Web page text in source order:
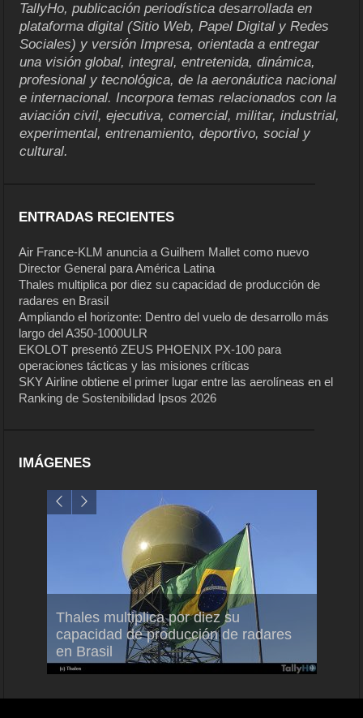
TallyHo, publicación periodística desarrollada en
plataforma digital (Sitio Web, Papel Digital y Redes
Sociales) y versión Impresa, orientada a entregar
una visión global, integral, entretenida, dinámica,
profesional y tecnológica, de la aeronáutica nacional
e internacional. Incorpora temas relacionados con la
aviación civil, ejecutiva, comercial, militar, industrial,
experimental, entrenamiento, deportivo, social y
cultural.
ENTRADAS RECIENTES
Air France-KLM anuncia a Guilhem Mallet como nuevo
Director General para América Latina
Thales multiplica por diez su capacidad de producción de
radares en Brasil
Ampliando el horizonte: Dentro del vuelo de desarrollo más
largo del A350-1000ULR
EKOLOT presentó ZEUS PHOENIX PX-100 para
operaciones tácticas y las misiones críticas
SKY Airline obtiene el primer lugar entre las aerolíneas en el
Ranking de Sostenibilidad Ipsos 2026
IMÁGENES
Thales multiplica por diez su
capacidad de producción de radares
en Brasil